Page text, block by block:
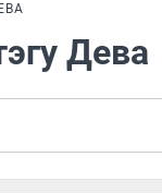
Дева